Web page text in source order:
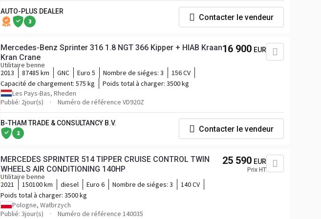
AUTO-PLUS DEALER
3 Contacter le vendeur
Mercedes-Benz Sprinter 316 1.8 NGT 366 Kipper + HIAB Kraan
Kran Crane
Utilitaire benne
2013
87485 km GNC Euro 5 Nombre de siéges: 3
156 CV
Capacité de chargement: 575 kg Poids total à charger: 3500 kg
Les Pays-Bas, Rheden
Publié: 2jour(s)
Numéro de référence VD920Z
16 900 EUR
B-THAM TRADE & CONSULTANCY B.V.
2 Contacter le vendeur
MERCEDES SPRINTER 514 TIPPER CRUISE CONTROL TWIN
WHEELS AIR CONDITIONING 140HP
Utilitaire benne
2021
150100 km diesel Euro 6 Nombre de siéges: 3
140 CV
Poids total à charger: 3500 kg
Pologne, Wałbrzych
Publié: 3jour(s)
Numéro de référence 140035
25 590 EUR
Prix HT